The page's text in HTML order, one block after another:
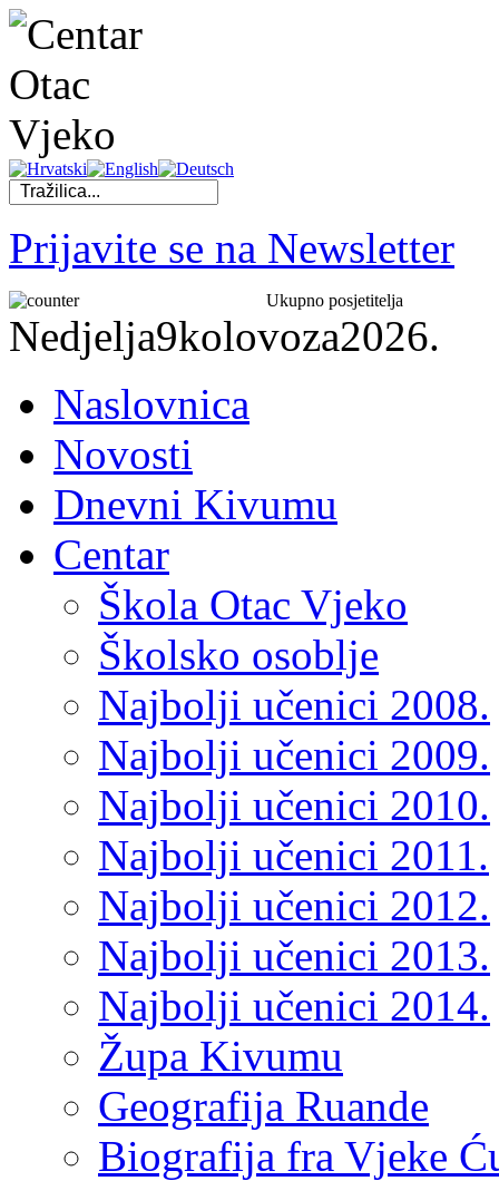
Prijavite se na Newsletter
Ukupno posjetitelja
Nedjelja9kolovoza2026.
Naslovnica
Novosti
Dnevni Kivumu
Centar
Škola Otac Vjeko
Školsko osoblje
Najbolji učenici 2008.
Najbolji učenici 2009.
Najbolji učenici 2010.
Najbolji učenici 2011.
Najbolji učenici 2012.
Najbolji učenici 2013.
Najbolji učenici 2014.
Župa Kivumu
Geografija Ruande
Biografija fra Vjeke